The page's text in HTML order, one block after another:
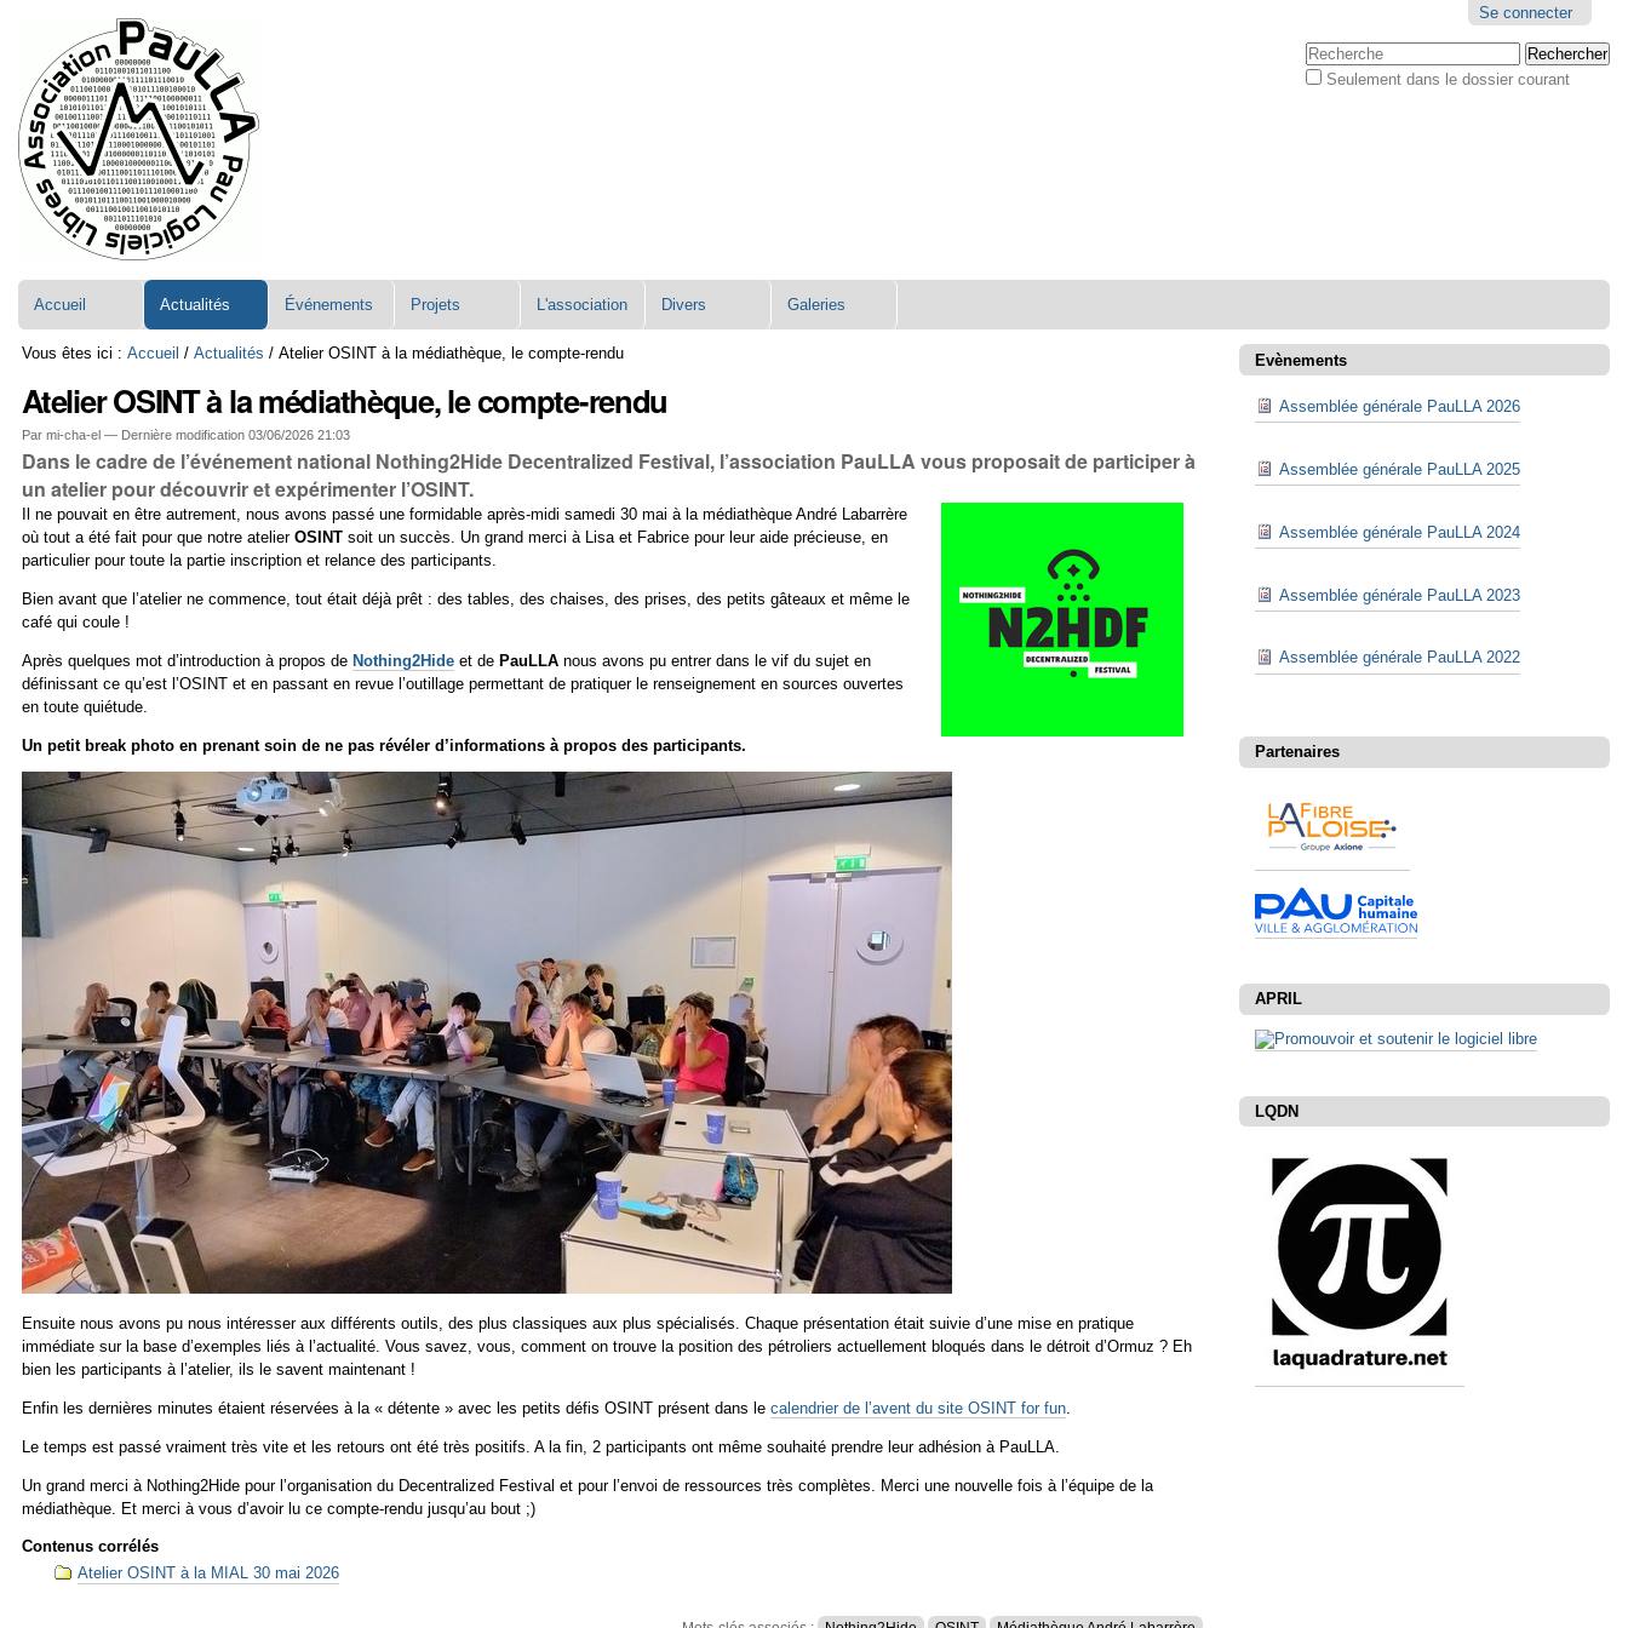
contenu.
Aller
à
la
navigation
personnels
Se connecter
Chercher par
Seulement dans le dossier courant
Accueil Actualités Événements Projets L'association Divers Galeries
Vous êtes ici : Accueil /Actualités /Atelier OSINT à la médiathèque, le compte-rendu
Atelier OSINT à la médiathèque, le compte-rendu
Par mi-cha-el — Dernière modification 03/06/2026 21:03
Dans le cadre de l’événement national Nothing2Hide Decentralized Festival, l’association PauLLA vous proposait de participer à
un atelier pour découvrir et expérimenter l’OSINT.
Il ne pouvait en être autrement, nous avons passé une formidable après-midi samedi 30 mai à la médiathèque André Labarrère
où tout a été fait pour que notre atelierOSINT soit un succès. Un grand merci à Lisa et Fabrice pour leur aide précieuse, en
particulier pour toute la partie inscription et relance des participants.
Bien avant que l’atelier ne commence, tout était déjà prêt : des tables, des chaises, des prises, des petits gâteaux et même le
café qui coule !
Après quelques mot d’introduction à propos de Nothing2Hide et de PauLLA nous avons pu entrer dans le vif du sujet en
définissant ce qu’est l’OSINT et en passant en revue l’outillage permettant de pratiquer le renseignement en sources ouvertes
en toute quiétude.
Un petit break photo en prenant soin de ne pas révéler d’informations à propos des participants.
Ensuite nous avons pu nous intéresser aux différents outils, des plus classiques aux plus spécialisés. Chaque présentation était suivie d’une mise en pratique
immédiate sur la base d’exemples liés à l’actualité. Vous savez, vous, comment on trouve la position des pétroliers actuellement bloqués dans le détroit d’Ormuz ? Eh
bien les participants à l’atelier, ils le savent maintenant !
Enfin les dernières minutes étaient réservées à la « détente » avec les petits défis OSINT présent dans lecalendrier de l’avent du site OSINT for fun
Le temps est passé vraiment très vite et les retours ont été très positifs. A la fin, 2 participants ont même souhaité prendre leur adhésion à PauLLA.
Un grand merci à Nothing2Hide pour l’organisation du Decentralized Festival et pour l’envoi de ressources très complètes. Merci une nouvelle fois à l’équipe de la
médiathèque. Et merci à vous d’avoir lu ce compte-rendu jusqu’au bout ;)
Contenus corrélés
Atelier OSINT à la MIAL 30 mai 2026
Evènements
Assemblée générale PauLLA 2026
Assemblée générale PauLLA 2025
Assemblée générale PauLLA 2024
Assemblée générale PauLLA 2023
Assemblée générale PauLLA 2022
Partenaires
APRIL
LQDN